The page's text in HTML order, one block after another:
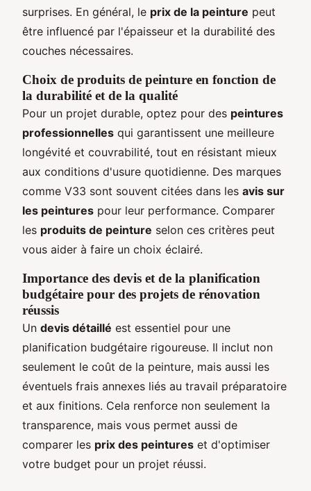
surprises. En général, le prix de la peinture peut
être influencé par l'épaisseur et la durabilité des
couches nécessaires.
Choix de produits de peinture en fonction de
la durabilité et de la qualité
Pour un projet durable, optez pour des peintures
professionnelles qui garantissent une meilleure
longévité et couvrabilité, tout en résistant mieux
aux conditions d'usure quotidienne. Des marques
comme V33 sont souvent citées dans les avis sur
les peintures pour leur performance. Comparer
les produits de peinture selon ces critères peut
vous aider à faire un choix éclairé.
Importance des devis et de la planification
budgétaire pour des projets de rénovation
réussis
Un devis détaillé est essentiel pour une
planification budgétaire rigoureuse. Il inclut non
seulement le coût de la peinture, mais aussi les
éventuels frais annexes liés au travail préparatoire
et aux finitions. Cela renforce non seulement la
transparence, mais vous permet aussi de
comparer les prix des peintures et d'optimiser
votre budget pour un projet réussi.